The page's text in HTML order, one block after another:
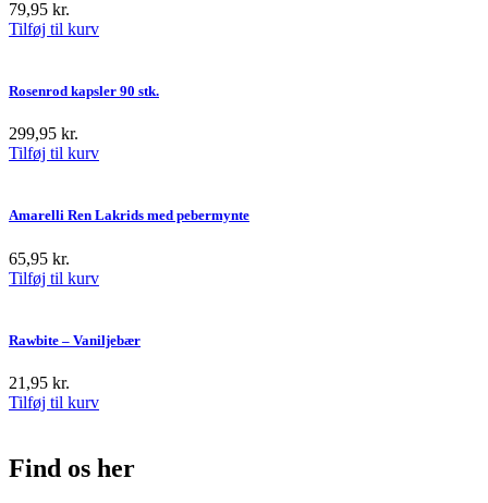
79,95 kr.
Tilføj til kurv
Rosenrod kapsler 90 stk.
299,95 kr.
Tilføj til kurv
Amarelli Ren Lakrids med pebermynte
65,95 kr.
Tilføj til kurv
Rawbite – Vaniljebær
21,95 kr.
Tilføj til kurv
Find os her